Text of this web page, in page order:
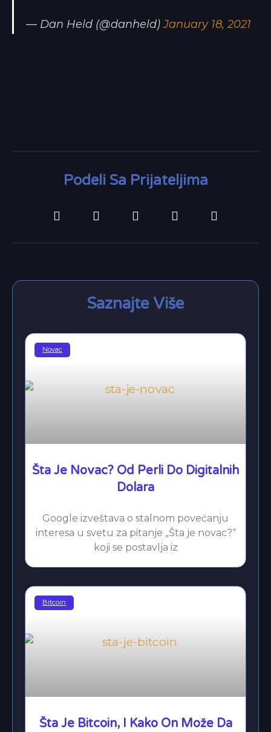
— Dan Held (@danheld)January 18, 2021
Podeli Sa Prijateljima
Saznajte Više
Novac
Šta Je Novac? Od Perli Do Digitalnih
Dolara
Google izveštava o stalnom povećanju
interesa u svetu za pitanje „Šta je novac?“
koji se postavlja iz
Bitcoin
Šta Je Bitcoin, I Kako On Može Da